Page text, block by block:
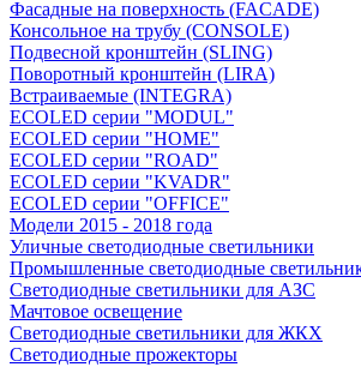
Фасадные на поверхность (FACADE)
Консольное на трубу (СONSOLЕ)
Подвесной кронштейн (SLING)
Поворотный кронштейн (LIRA)
Встраиваемые (INTEGRA)
ECOLED серии "MODUL"
ECOLED серии "HOME"
ECOLED серии "ROAD"
ECOLED серии "KVADR"
ECOLED серии "OFFICE"
Модели 2015 - 2018 года
Уличные светодиодные светильники
Промышленные светодиодные
Светодиодные светильники для АЗС
Мачтовое освещение
Светодиодные светильники для ЖКХ
Светодиодные прожекторы